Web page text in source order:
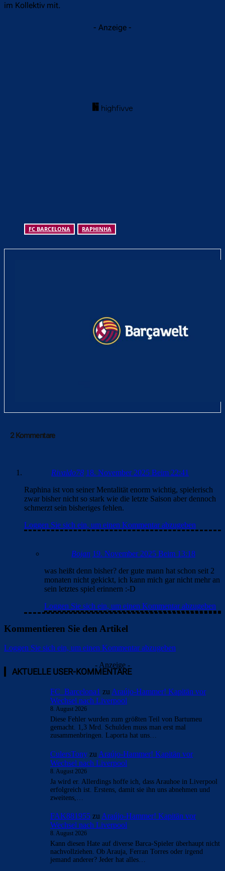
im Kollektiv mit.
- Anzeige -
FC BARCELONA RAPHINHA
2 Kommentare
Rivaldo78 18. November 2025 Beim 22:41
Raphina ist von seiner Mentalität enorm wichtig, spielerisch
zwar bisher nicht so stark wie die letzte Saison aber dennoch
schmerzt sein bisheriges fehlen.
Loggen Sie sich ein, um einen Kommentar abzugeben
Bojan 19. November 2025 Beim 13:18
was heißt denn bisher? der gute mann hat schon seit 2
monaten nicht gekickt, ich kann mich gar nicht mehr an
sein letztes spiel erinnern :-D
Loggen Sie sich ein, um einen Kommentar abzugeben
Kommentieren Sie den Artikel
Loggen Sie sich ein, um einen Kommentar abzugeben
- Anzeige -
AKTUELLE USER-KOMMENTARE